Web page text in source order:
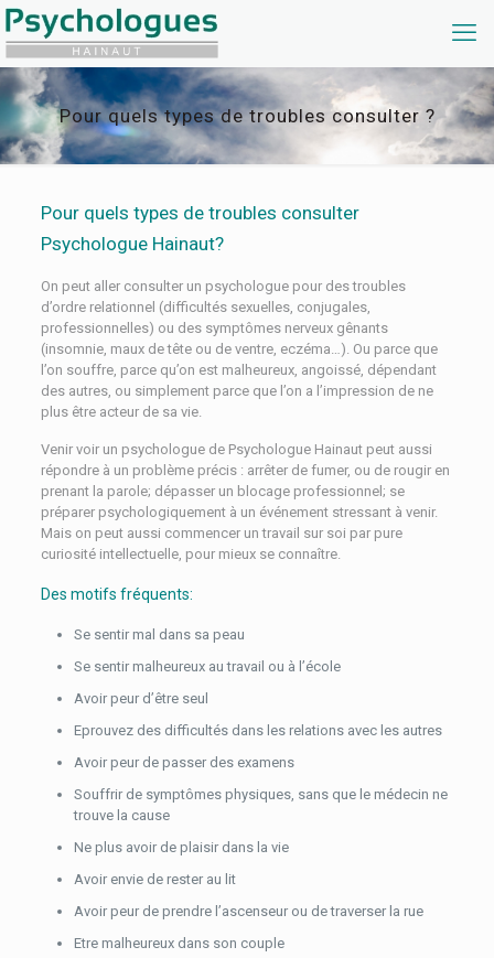
Pour quels types de troubles consulter ?
Pour quels types de troubles consulter
Psychologue Hainaut?
On peut aller consulter un psychologue pour des troubles
d’ordre relationnel (difficultés sexuelles, conjugales,
professionnelles) ou des symptômes nerveux gênants
(insomnie, maux de tête ou de ventre, eczéma…). Ou parce que
l’on souffre, parce qu’on est malheureux, angoissé, dépendant
des autres, ou simplement parce que l’on a l’impression de ne
plus être acteur de sa vie.
Venir voir un psychologue de Psychologue Hainaut peut aussi
répondre à un problème précis : arrêter de fumer, ou de rougir en
prenant la parole; dépasser un blocage professionnel; se
préparer psychologiquement à un événement stressant à venir.
Mais on peut aussi commencer un travail sur soi par pure
curiosité intellectuelle, pour mieux se connaître.
Des motifs fréquents:
Se sentir mal dans sa peau
Se sentir malheureux au travail ou à l’école
Avoir peur d’être seul
Eprouvez des difficultés dans les relations avec les autres
Avoir peur de passer des examens
Souffrir de symptômes physiques, sans que le médecin ne
trouve la cause
Ne plus avoir de plaisir dans la vie
Avoir envie de rester au lit
Avoir peur de prendre l’ascenseur ou de traverser la rue
Etre malheureux dans son couple